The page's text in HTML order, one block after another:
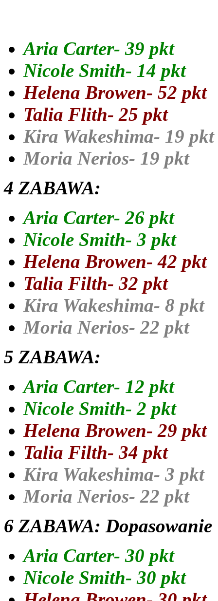
Aria Carter- 39 pkt
Nicole Smith- 14 pkt
Helena Browen- 52 pkt
Talia Flith- 25 pkt
Kira Wakeshima- 19 pkt
Moria Nerios- 19 pkt
4 ZABAWA:
Aria Carter- 26 pkt
Nicole Smith- 3 pkt
Helena Browen- 42 pkt
Talia Filth- 32 pkt
Kira Wakeshima- 8 pkt
Moria Nerios- 22 pkt
5 ZABAWA:
Aria Carter- 12 pkt
Nicole Smith- 2 pkt
Helena Browen- 29 pkt
Talia Filth- 34 pkt
Kira Wakeshima- 3 pkt
Moria Nerios- 22 pkt
6 ZABAWA: Dopasowanie
Aria Carter- 30 pkt
Nicole Smith- 30 pkt